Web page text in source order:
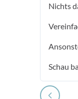
Nichts
Schau